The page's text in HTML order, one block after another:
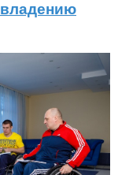
владению